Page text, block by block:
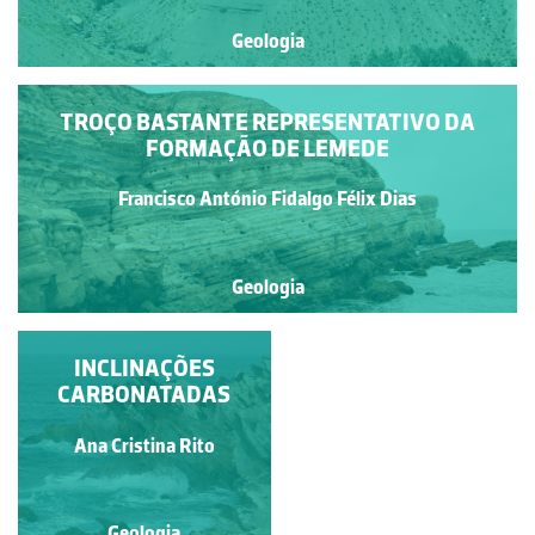
Geologia
TROÇO BASTANTE REPRESENTATIVO DA
FORMAÇÃO DE LEMEDE
Francisco António Fidalgo Félix Dias
Geologia
ESTRATOS BASTANTE
INCLINADOS
Francisco António Fidalgo
Félix Dias
INCLINAÇÕES
CARBONATADAS
Ana Cristina Rito